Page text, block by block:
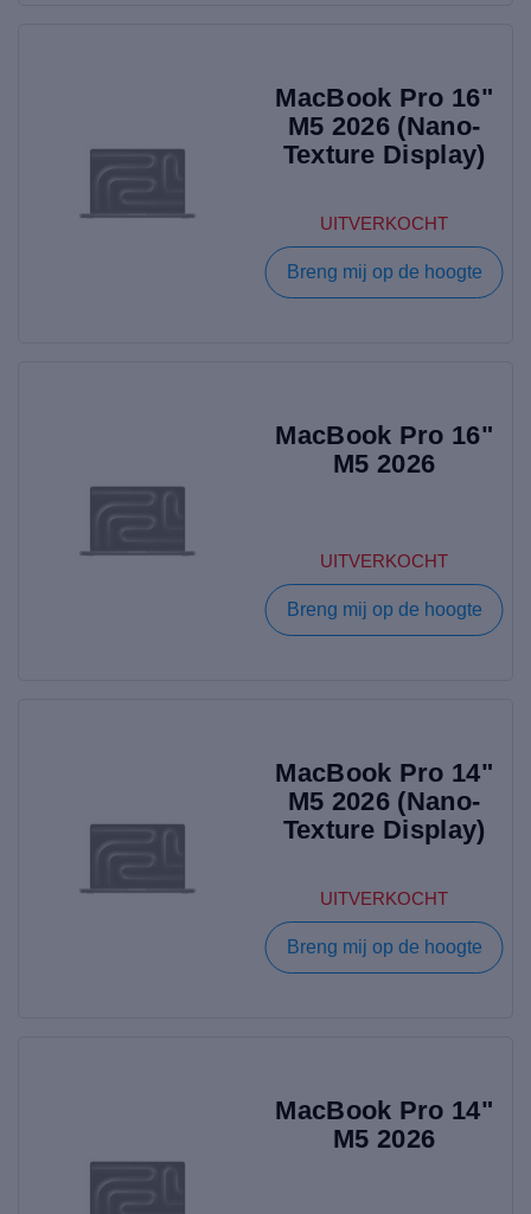
MacBook Pro 16"
M5 2026 (Nano-
Texture Display)
UITVERKOCHT
Breng mij op de hoogte
MacBook Pro 16"
M5 2026
UITVERKOCHT
Breng mij op de hoogte
MacBook Pro 14"
M5 2026 (Nano-
Texture Display)
UITVERKOCHT
Breng mij op de hoogte
MacBook Pro 14"
M5 2026